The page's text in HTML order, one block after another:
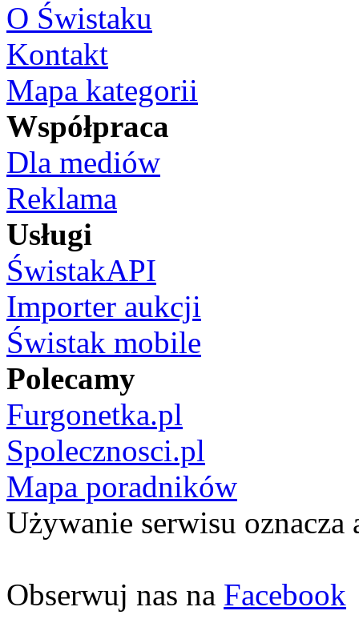
O Świstaku
Kontakt
Mapa kategorii
Współpraca
Dla mediów
Reklama
Usługi
ŚwistakAPI
Importer aukcji
Świstak mobile
Polecamy
Furgonetka.pl
Spolecznosci.pl
Mapa poradników
Używanie serwisu oznacza
Obserwuj nas na Facebook